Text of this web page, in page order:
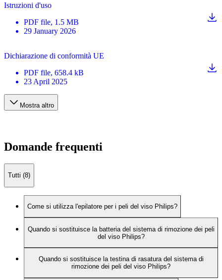
Istruzioni d'uso
PDF file, 1.5 MB
29 January 2026
Dichiarazione di conformità UE
PDF file, 658.4 kB
23 April 2025
Mostra altro
Domande frequenti
Tutti (8)
Come si utilizza l'epilatore per i peli del viso Philips?
Quando si sostituisce la batteria del sistema di rimozione dei peli
del viso Philips?
Quando si sostituisce la testina di rasatura del sistema di
rimozione dei peli del viso Philips?